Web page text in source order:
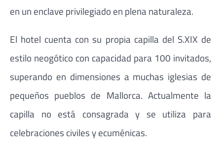
en un enclave privilegiado en plena naturaleza.
El hotel cuenta con su propia capilla del S.XIX de
estilo neogótico con capacidad para 100 invitados,
superando en dimensiones a muchas iglesias de
pequeños pueblos de Mallorca. Actualmente la
capilla no está consagrada y se utiliza para
celebraciones civiles y ecuménicas.